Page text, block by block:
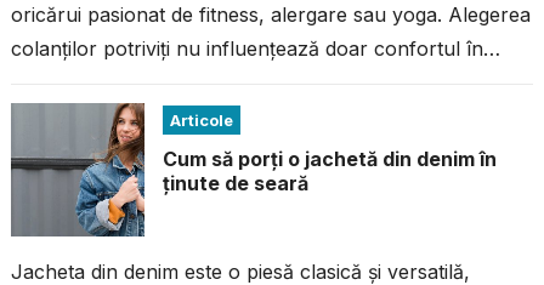
oricărui pasionat de fitness, alergare sau yoga. Alegerea
colanților potriviți nu influențează doar confortul în
Articole
Cum să porți o jachetă din denim în
ținute de seară
Jacheta din denim este o piesă clasică și versatilă,